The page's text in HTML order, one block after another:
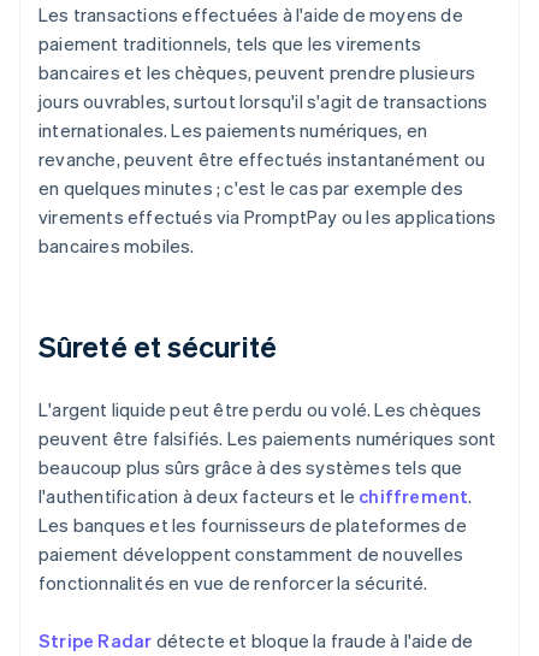
Les transactions effectuées à l'aide de moyens de
paiement traditionnels, tels que les virements
bancaires et les chèques, peuvent prendre plusieurs
jours ouvrables, surtout lorsqu'il s'agit de transactions
internationales. Les paiements numériques, en
revanche, peuvent être effectués instantanément ou
en quelques minutes ; c'est le cas par exemple des
virements effectués via PromptPay ou les applications
bancaires mobiles.
Sûreté et sécurité
L'argent liquide peut être perdu ou volé. Les chèques
peuvent être falsifiés. Les paiements numériques sont
beaucoup plus sûrs grâce à des systèmes tels que
l'authentification à deux facteurs et le chiffrement.
Les banques et les fournisseurs de plateformes de
paiement développent constamment de nouvelles
fonctionnalités en vue de renforcer la sécurité.
Stripe Radar détecte et bloque la fraude à l'aide de